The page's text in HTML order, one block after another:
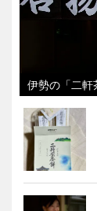
伊勢の「二軒